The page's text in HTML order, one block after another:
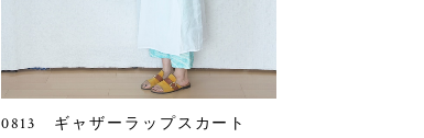
0813 ギャザーラップスカート